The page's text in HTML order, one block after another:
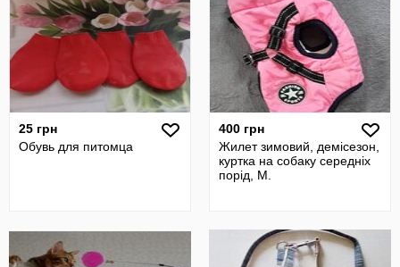
25 грн
Обувь для питомца
400 грн
Жилет зимовий, демісезон,
куртка на собаку середніх
порід, M.